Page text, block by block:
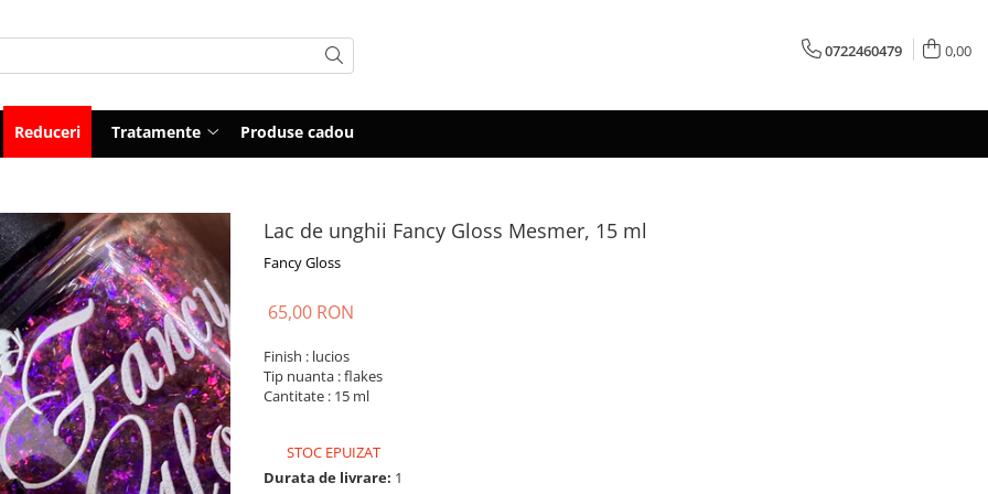
0722460479 0,00
Reduceri Tratamente Produse cadou
Lac de unghii Fancy Gloss Mesmer, 15 ml
Fancy Gloss
65,00 RON
Finish : lucios
Tip nuanta : flakes
Cantitate : 15 ml
STOC EPUIZAT
Durata de livrare: 1